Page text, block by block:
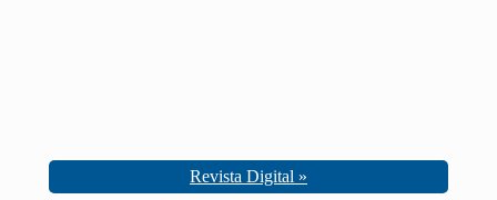
Revista Digital »